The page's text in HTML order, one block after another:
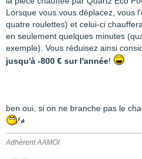
Lorsque vous vous déplacez, vous
quatre roulettes) et celui-ci
en seulement quelques minutes
exemple). Vous réduisez ainsi
jusqu'à -800 € sur l'année!
ben oui, si on ne branche pas le
Adhèrent AAMOI